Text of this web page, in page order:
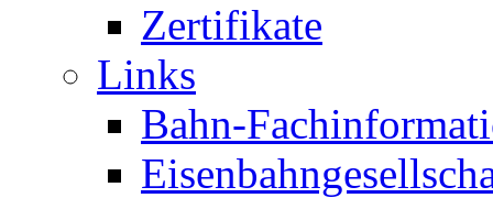
Zertifikate
Links
Bahn-